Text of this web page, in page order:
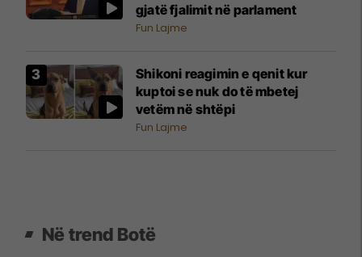
gjatë fjalimit në parlament
Fun Lajme
Shikoni reagimin e qenit kur
kuptoi se nuk do të mbetej
vetëm në shtëpi
Fun Lajme
Në trend Botë